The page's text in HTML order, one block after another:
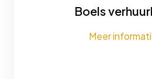
Boels
Meer